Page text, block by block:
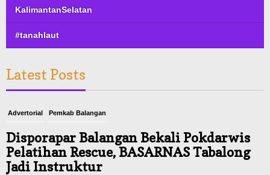
KalimantanSelatan
#tanahlaut
Latest Posts
Advertorial Pemkab Balangan
Disporapar Balangan Bekali Pokdarwis
Pelatihan Rescue, BASARNAS Tabalong
Jadi Instruktur